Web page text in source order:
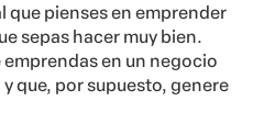
que pienses en emprender
sepas hacer muy bien.
en un negocio
que, por supuesto, genere